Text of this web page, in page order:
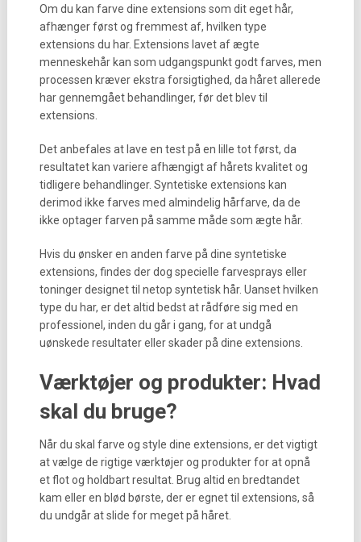
Om du kan farve dine extensions som dit eget hår,
afhænger først og fremmest af, hvilken type
extensions du har. Extensions lavet af ægte
menneskehår kan som udgangspunkt godt farves, men
processen kræver ekstra forsigtighed, da håret allerede
har gennemgået behandlinger, før det blev til
extensions.
Det anbefales at lave en test på en lille tot først, da
resultatet kan variere afhængigt af hårets kvalitet og
tidligere behandlinger. Syntetiske extensions kan
derimod ikke farves med almindelig hårfarve, da de
ikke optager farven på samme måde som ægte hår.
Hvis du ønsker en anden farve på dine syntetiske
extensions, findes der dog specielle farvesprays eller
toninger designet til netop syntetisk hår. Uanset hvilken
type du har, er det altid bedst at rådføre sig med en
professionel, inden du går i gang, for at undgå
uønskede resultater eller skader på dine extensions.
Værktøjer og produkter: Hvad
skal du bruge?
Når du skal farve og style dine extensions, er det vigtigt
at vælge de rigtige værktøjer og produkter for at opnå
et flot og holdbart resultat. Brug altid en bredtandet
kam eller en blød børste, der er egnet til extensions, så
du undgår at slide for meget på håret.